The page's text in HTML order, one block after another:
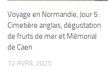
Voyage en Normandie, Jour 5 :
Cimetière anglais, dégustation
de fruits de mer et Mémorial
de Caen
12 AVRIL 2025